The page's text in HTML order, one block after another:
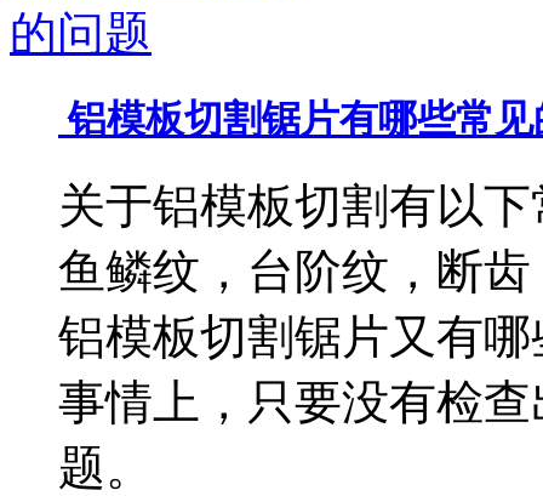
铝模板切割锯片有哪些常
关于铝模板切割有以
鱼鳞纹，台阶纹，断
铝模板切割锯片又有
事情上，只要没有检
题。